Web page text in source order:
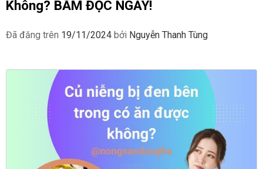
Không? BẤM ĐỌC NGAY!
Đã đăng trên 19/11/2024 bởi Nguyễn Thanh Tùng